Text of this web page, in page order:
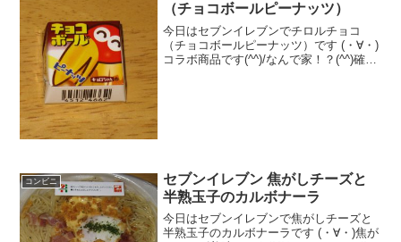
（チョコボールピーナッツ）
今日はセブンイレブンでチロルチョコ
（チョコボールピーナッツ）です (・∀・)
コラボ商品です(^^)/なんで家！？(^^)確か
コンビニ
セブンイレブン 焦がしチーズと
半熟玉子のカルボナーラ
今日はセブンイレブンで焦がしチーズと
半熟玉子のカルボナーラです (・∀・)焦が